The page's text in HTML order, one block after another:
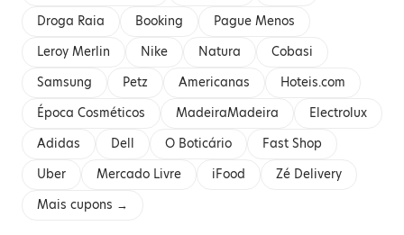
Droga Raia
Booking
Pague Menos
Leroy Merlin
Nike Natura
Cobasi
Samsung
Petz Americanas
Hoteis.com
Época Cosméticos
MadeiraMadeira
Electrolux
Adidas
Dell O Boticário
Fast Shop
Uber
Mercado Livre iFood
Zé Delivery
Mais cupons →